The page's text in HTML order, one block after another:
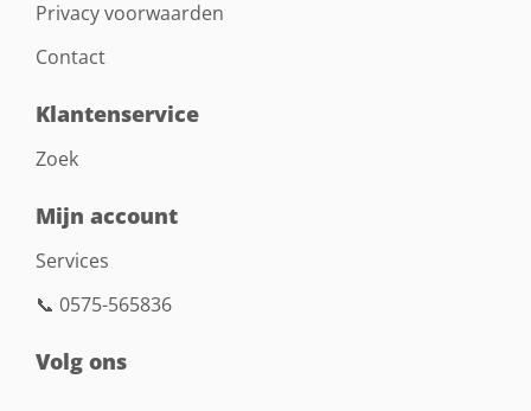
Privacy voorwaarden
Contact
Klantenservice
Zoek
Mijn account
Services
📞 0575-565836
Volg ons